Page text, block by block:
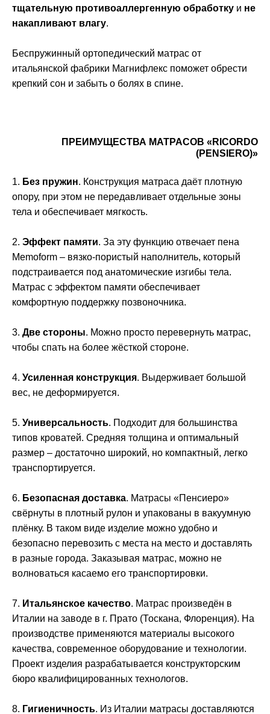
тщательную противоаллергенную обработку и не
накапливают влагу.
Беспружинный ортопедический матрас от
итальянской фабрики Магнифлекс поможет обрести
крепкий сон и забыть о болях в спине.
ПРЕИМУЩЕСТВА МАТРАСОВ «RICORDO
(PENSIERO)»
1. Без пружин. Конструкция матраса даёт плотную
опору, при этом не передавливает отдельные зоны
тела и обеспечивает мягкость.
2. Эффект памяти. За эту функцию отвечает пена
Memoform – вязко-пористый наполнитель, который
подстраивается под анатомические изгибы тела.
Матрас с эффектом памяти обеспечивает
комфортную поддержку позвоночника.
3. Две стороны. Можно просто перевернуть матрас,
чтобы спать на более жёсткой стороне.
4. Усиленная конструкция. Выдерживает большой
вес, не деформируется.
5. Универсальность. Подходит для большинства
типов кроватей. Средняя толщина и оптимальный
размер – достаточно широкий, но компактный, легко
транспортируется.
6. Безопасная доставка. Матрасы «Пенсиеро»
свёрнуты в плотный рулон и упакованы в вакуумную
плёнку. В таком виде изделие можно удобно и
безопасно перевозить с места на место и доставлять
в разные города. Заказывая матрас, можно не
волноваться касаемо его транспортировки.
7. Итальянское качество. Матрас произведён в
Италии на заводе в г. Прато (Тоскана, Флоренция). На
производстве применяются материалы высокого
качества, современное оборудование и технологии.
Проект изделия разрабатывается конструкторским
бюро квалифицированных технологов.
8. Гигиеничность. Из Италии матрасы доставляются